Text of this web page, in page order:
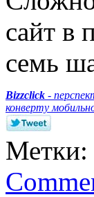
сайт в
семь
Bizzclick -
конверту
Метки: